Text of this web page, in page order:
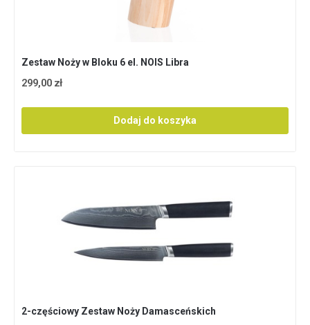
Zestaw Noży w Bloku 6 el. NOIS Libra
299,00 zł
Dodaj do koszyka
2-częściowy Zestaw Noży Damasceńskich